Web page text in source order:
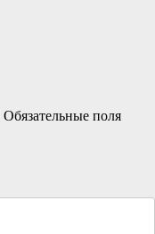
Обязательные поля